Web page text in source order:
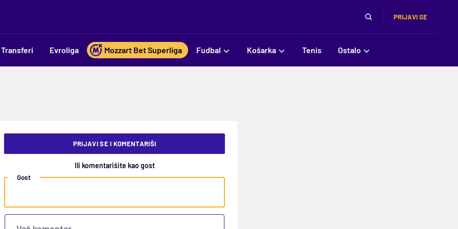
PRIJAVI SE
Transferi Evroliga Mozzart Bet Superliga Fudbal Košarka Tenis Ostalo
PRIJAVI SE I KOMENTARIŠI
Ili komentarišite kao gost
Gost